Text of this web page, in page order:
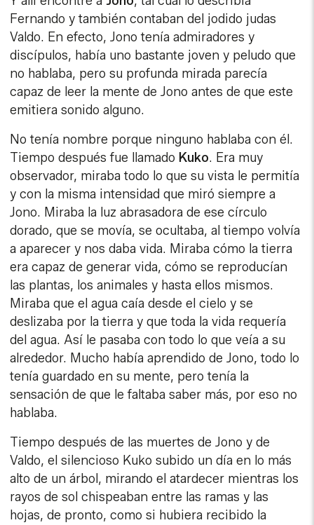
Fernando y también contaban del jodido judas
Valdo. En efecto, Jono tenía admiradores y
discípulos, había uno bastante joven y peludo que
no hablaba, pero su profunda mirada parecía
capaz de leer la mente de Jono antes de que este
emitiera sonido alguno.
No tenía nombre porque ninguno hablaba con él.
Tiempo después fue llamado Kuko. Era muy
observador, miraba todo lo que su vista le permitía
y con la misma intensidad que miró siempre a
Jono. Miraba la luz abrasadora de ese círculo
dorado, que se movía, se ocultaba, al tiempo volvía
a aparecer y nos daba vida. Miraba cómo la tierra
era capaz de generar vida, cómo se reproducían
las plantas, los animales y hasta ellos mismos.
Miraba que el agua caía desde el cielo y se
deslizaba por la tierra y que toda la vida requería
del agua. Así le pasaba con todo lo que veía a su
alrededor. Mucho había aprendido de Jono, todo lo
tenía guardado en su mente, pero tenía la
sensación de que le faltaba saber más, por eso no
hablaba.
Tiempo después de las muertes de Jono y de
Valdo, el silencioso Kuko subido un día en lo más
alto de un árbol, mirando el atardecer mientras los
rayos de sol chispeaban entre las ramas y las
hojas, de pronto, como si hubiera recibido la